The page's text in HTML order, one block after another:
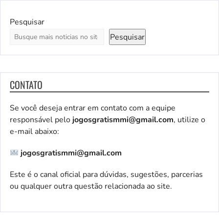
Pesquisar
Pesquisar
CONTATO
Se você deseja entrar em contato com a equipe
responsável pelo jogosgratismmi@gmail.com, utilize o
e-mail abaixo:
jogosgratismmi@gmail.com
Este é o canal oficial para dúvidas, sugestões, parcerias
ou qualquer outra questão relacionada ao site.